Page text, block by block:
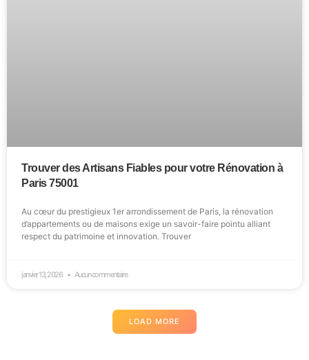
Trouver des Artisans Fiables pour votre Rénovation à
Paris 75001
Au cœur du prestigieux 1er arrondissement de Paris, la rénovation
d’appartements ou de maisons exige un savoir-faire pointu alliant
respect du patrimoine et innovation. Trouver
janvier 13, 2026 Aucun commentaire
LOAD MORE